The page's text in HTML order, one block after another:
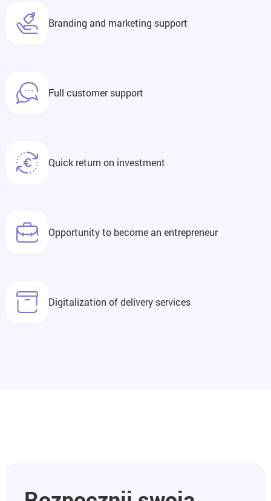
Branding and marketing support
Full customer support
Quick return on investment
Opportunity to become an entrepreneur
Digitalization of delivery services